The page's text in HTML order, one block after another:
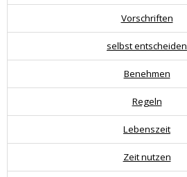
Vorschriften
selbst entscheiden
Benehmen
Regeln
Lebenszeit
Zeit nutzen